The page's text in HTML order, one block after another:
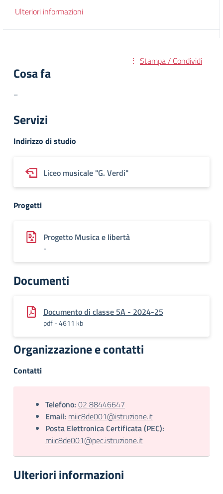
Ulteriori informazioni
Stampa / Condividi
Cosa fa
–
Servizi
Indirizzo di studio
Liceo musicale "G. Verdi"
Progetti
Progetto Musica e libertà
-
Documenti
Documento di classe 5A - 2024-25
pdf - 4611 kb
Organizzazione e contatti
Contatti
Telefono: 02 88446647
Email: miic8de001@istruzione.it
Posta Elettronica Certificata (PEC):
miic8de001@pec.istruzione.it
Ulteriori informazioni